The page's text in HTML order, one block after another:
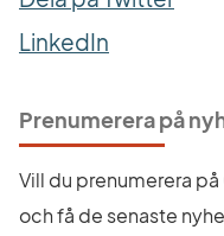
LinkedIn
Prenumerera på
Vill du prenumerera
och få de senaste